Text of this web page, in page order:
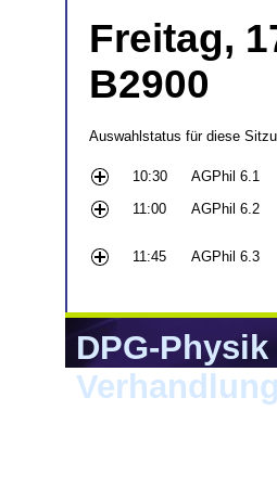
Freitag,
B2900
Auswahlstatus für diese
10:30 AGPhil 6.1
11:00
AGPhil 6.2
11:45
AGPhil 6.3
DPG-Physik